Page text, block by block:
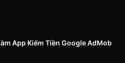
App Kiếm Tiền Google AdMob